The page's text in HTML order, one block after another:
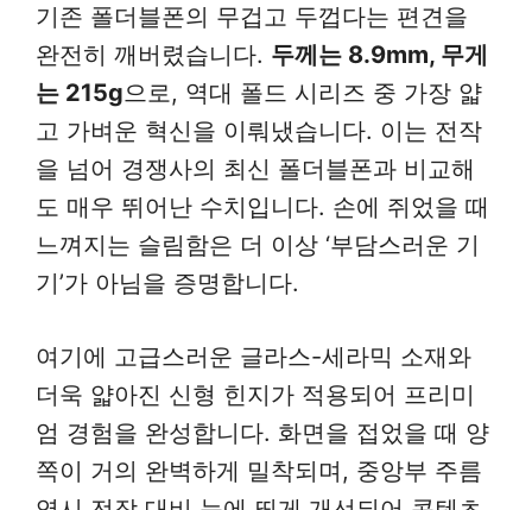
기존 폴더블폰의 무겁고 두껍다는 편견을
완전히 깨버렸습니다. 두께는 8.9mm, 무게
는 215g으로, 역대 폴드 시리즈 중 가장 얇
고 가벼운 혁신을 이뤄냈습니다. 이는 전작
을 넘어 경쟁사의 최신 폴더블폰과 비교해
도 매우 뛰어난 수치입니다. 손에 쥐었을 때
느껴지는 슬림함은 더 이상 ‘부담스러운 기
기’가 아님을 증명합니다.
여기에 고급스러운 글라스-세라믹 소재와
더욱 얇아진 신형 힌지가 적용되어 프리미
엄 경험을 완성합니다. 화면을 접었을 때 양
쪽이 거의 완벽하게 밀착되며, 중앙부 주름